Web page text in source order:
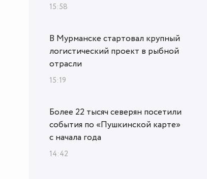
15:58
В Мурманске стартовал крупный
логистический проект в рыбной
отрасли
15:19
Более 22 тысяч северян посетили
события по «Пушкинской карте»
с начала года
14:42